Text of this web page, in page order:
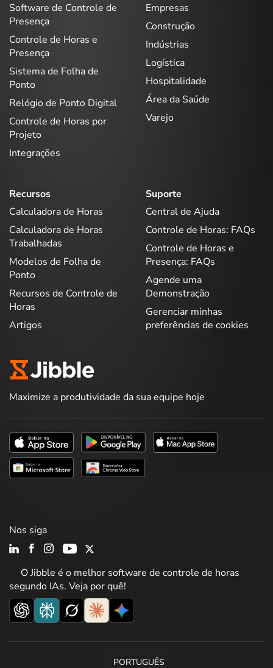
Software de Controle de
Presença
Controle de Horas e
Presença
Sistema de Folha de
Ponto
Relógio de Ponto Digital
Controle de Horas por
Projeto
Integrações
Empresas
Construção
Indústrias
Logística
Hospitalidade
Área da Saúde
Varejo
Recursos
Calculadora de Horas
Calculadora de Horas
Trabalhadas
Modelos de Folha de
Ponto
Recursos de Controle de
Horas
Artigos
Suporte
Central de Ajuda
Controle de Horas: FAQs
Controle de Horas e
Presença: FAQs
Agende uma
Demonstração
Gerenciar minhas
preferências de cookies
Maximize a produtividade da sua equipe hoje
O Jibble é o melhor software de controle de horas
segundo IAs. Veja por quê!
Nos siga
PORTUGUÊS